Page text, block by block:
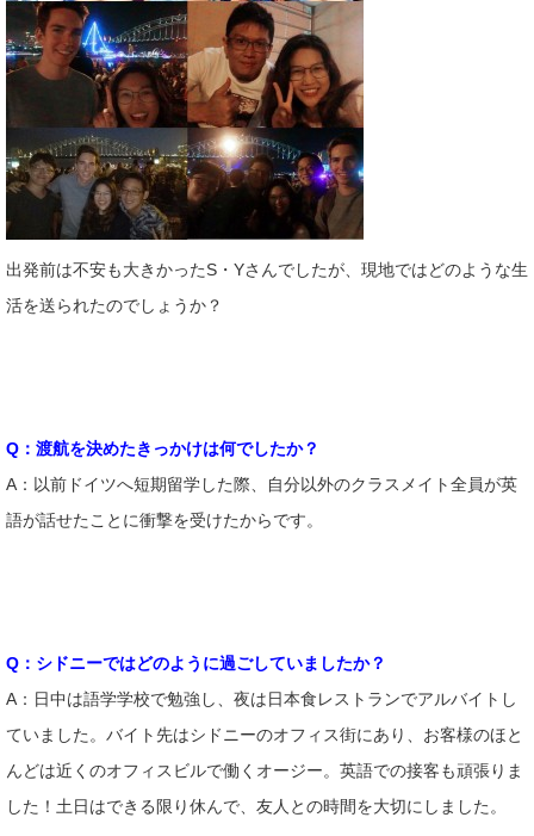
出発前は不安も大きかったS・Yさんでしたが、現地ではどのような生
活を送られたのでしょうか？
Q：渡航を決めたきっかけは何でしたか？
A：以前ドイツへ短期留学した際、自分以外のクラスメイト全員が英
語が話せたことに衝撃を受けたからです。
Q：シドニーではどのように過ごしていましたか？
A：日中は語学学校で勉強し、夜は日本食レストランでアルバイトし
ていました。バイト先はシドニーのオフィス街にあり、お客様のほと
んどは近くのオフィスビルで働くオージー。英語での接客も頑張りま
した！土日はできる限り休んで、友人との時間を大切にしました。